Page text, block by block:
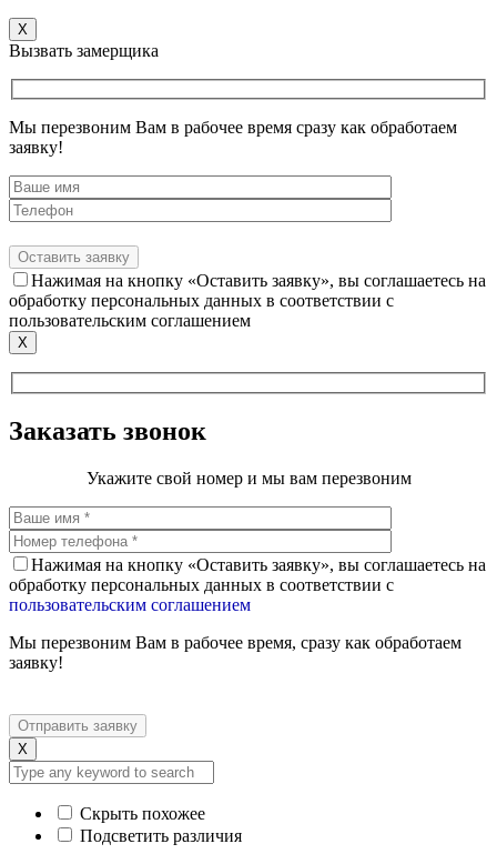
X
Вызвать замерщика
Мы перезвоним Вам в рабочее время сразу как обработаем
заявку!
Нажимая на кнопку «Оставить заявку», вы соглашаетесь на
обработку персональных данных в соответствии с
пользовательским соглашением
X
Заказать звонок
Укажите свой номер и мы вам перезвоним
Нажимая на кнопку «Оставить заявку», вы соглашаетесь на
обработку персональных данных в соответствии с
пользовательским соглашением
Мы перезвоним Вам в рабочее время, сразу как обработаем
заявку!
X
Скрыть похожее
Подсветить различия